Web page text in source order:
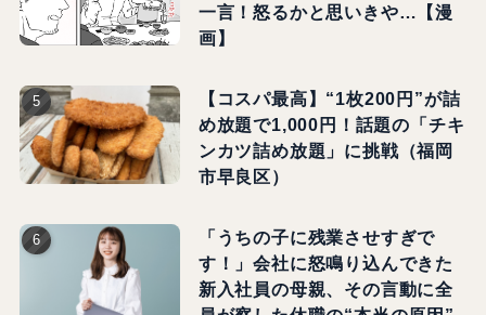
一言！怒るかと思いきや…【漫
画】
【コスパ最高】“1枚200円”が詰
め放題で1,000円！話題の「チキ
ンカツ詰め放題」に挑戦（福岡
市早良区）
「うちの子に残業させすぎで
す！」会社に怒鳴り込んできた
新入社員の母親、その言動に全